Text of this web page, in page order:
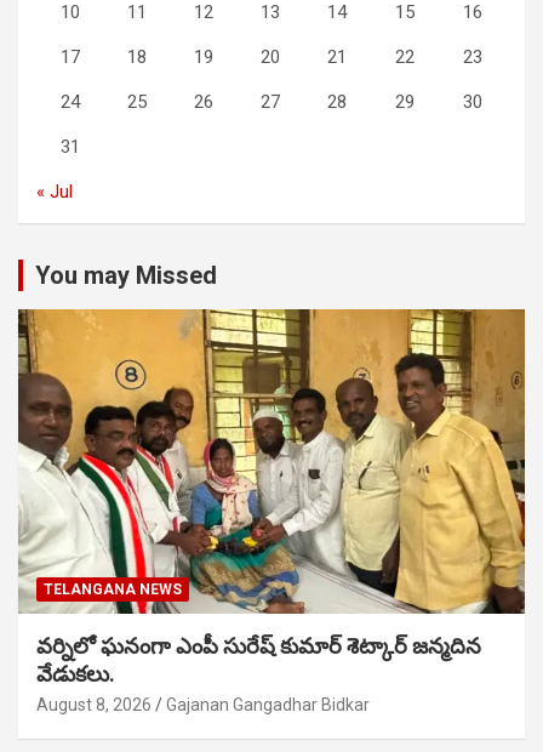
10 11 12 13 14 15 16
17 18 19 20 21 22 23
24 25 26 27 28 29 30
31
« Jul
You may Missed
TELANGANA NEWS
వర్నిలో ఘనంగా ఎంపీ సురేష్ కుమార్ శెట్కార్ జన్మదిన
వేడుకలు.
August 8, 2026 Gajanan Gangadhar Bidkar